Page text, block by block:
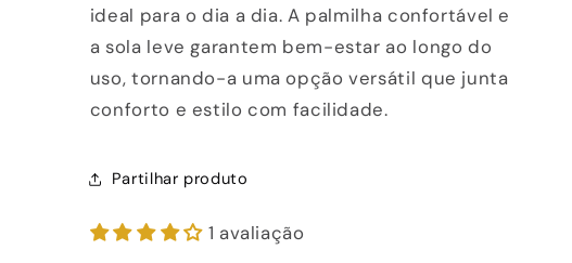
ideal para o dia a dia. A palmilha confortável e
a sola leve garantem bem-estar ao longo do
uso, tornando-a uma opção versátil que junta
conforto e estilo com facilidade.
Partilhar produto
1 avaliação